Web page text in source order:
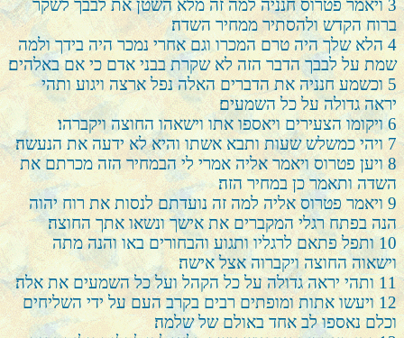
3 ויאמר פטרוס חנניה למה זה מלא השטן את לבבך לשקר
ברוח הקדש ולהסתיר ממחיר השדה׃
4 הלא שלך היה טרם המכרו וגם אחרי נמכר היה בידך ולמה
שמת על לבבך הדבר הזה לא שקרת בבני אדם כי אם באלהים׃
5 וכשמע חנניה את הדברים האלה נפל ארצה ויגוע ותהי
יראה גדולה על כל השמעים׃
6 ויקומו הצעירים ויאספו אתו וישאהו החוצה ויקברהו׃
7 ויהי כמשלש שעות ותבא אשתו והיא לא ידעה את הנעשה׃
8 ויען פטרוס ויאמר אליה אמרי לי הבמחיר הזה מכרתם את
השדה ותאמר כן במחיר הזה׃
9 ויאמר פטרוס אליה למה זה נועדתם לנסות את רוח יהוה
הנה בפתח רגלי המקברים את אישך ונשאו אתך החוצה׃
10 ותפל פתאם לרגליו ותגוע והבחורים באו והנה מתה
וישאוה החוצה ויקברוה אצל אישה׃
11 ותהי יראה גדולה על כל הקהל ועל כל השמעים את אלה׃
12 ויעשו אתות ומופתים רבים בקרב העם על ידי השליחים
וכלם נאספו לב אחד באולם של שלמה׃